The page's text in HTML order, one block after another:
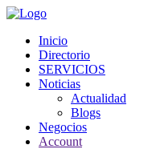
Inicio
Directorio
SERVICIOS
Noticias
Actualidad
Blogs
Negocios
Account